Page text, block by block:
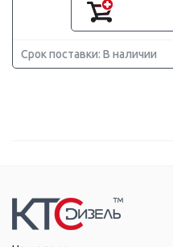
Срок поставки: В наличии